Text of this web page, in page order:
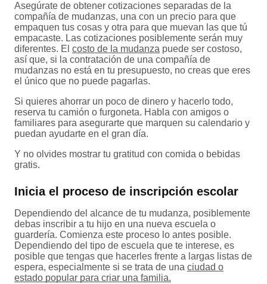
Asegúrate de obtener cotizaciones separadas de la
compañía de mudanzas, una con un precio para que
empaquen tus cosas y otra para que muevan las que tú
empacaste. Las cotizaciones posiblemente serán muy
diferentes. El costo de la mudanza puede ser costoso,
así que, si la contratación de una compañía de
mudanzas no está en tu presupuesto, no creas que eres
el único que no puede pagarlas.
Si quieres ahorrar un poco de dinero y hacerlo todo,
reserva tu camión o furgoneta. Habla con amigos o
familiares para asegurarte que marquen su calendario y
puedan ayudarte en el gran día.
Y no olvides mostrar tu gratitud con comida o bebidas
gratis.
Inicia el proceso de inscripción escolar
Dependiendo del alcance de tu mudanza, posiblemente
debas inscribir a tu hijo en una nueva escuela o
guardería. Comienza este proceso lo antes posible.
Dependiendo del tipo de escuela que te interese, es
posible que tengas que hacerles frente a largas listas de
espera, especialmente si se trata de una ciudad o
estado popular para criar una familia.